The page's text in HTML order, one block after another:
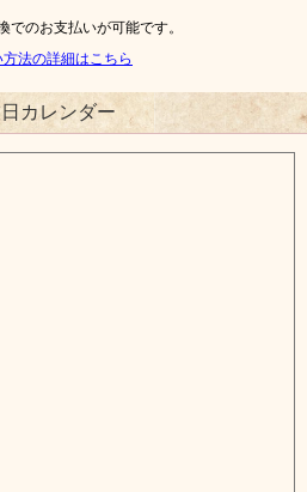
のお支払いが可能です。
方法の詳細はこちら
カレンダー